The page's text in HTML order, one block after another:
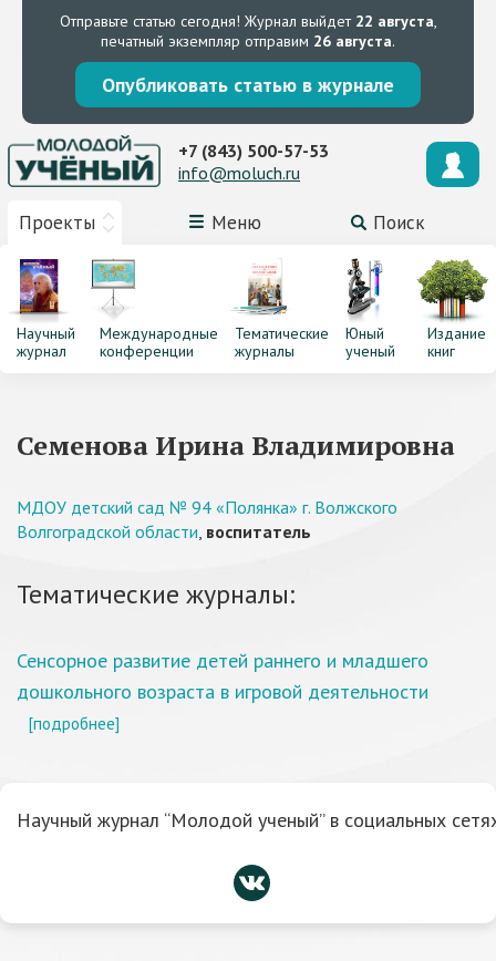
Отправьте статью сегодня! Журнал выйдет 22 августа,
печатный экземпляр отправим 26 августа.
Опубликовать статью в журнале
Проекты Меню Поиск
+7 (843) 500-57-53
info@moluch.ru
Научный
журнал
Международные
конференции
Тематические
журналы
Юный
ученый
Издание
книг
Семенова Ирина Владимировна
МДОУ детский сад № 94 «Полянка» г. Волжского
Волгоградской области, воспитатель
Тематические журналы:
Сенсорное развитие детей раннего и младшего
дошкольного возраста в игровой деятельности
[подробнее]
Научный журнал “Молодой ученый” в социальных